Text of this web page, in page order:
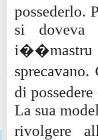
possederlo.
si doveva
i��mastru
di
La sua
rivolgere